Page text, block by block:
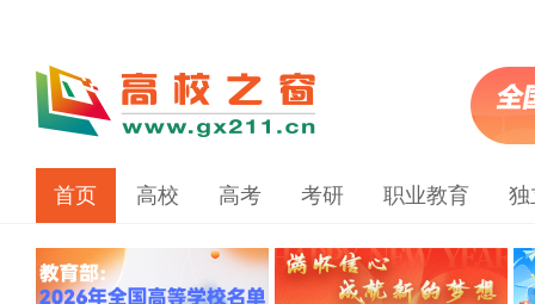
首页 高校 高考 考研 职业教育 独